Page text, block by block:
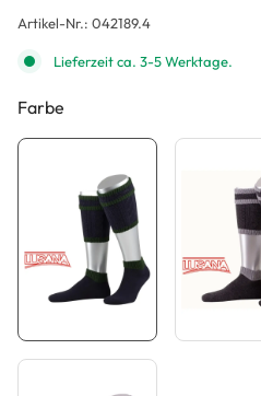
Artikel-Nr.: 042189.4
Lieferzeit ca. 3-5 Werktage.
Farbe